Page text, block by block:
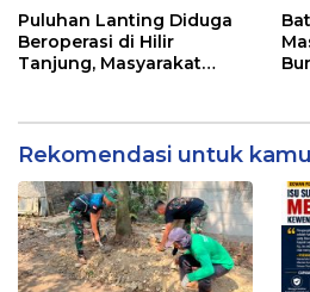
Puluhan Lanting Diduga
Beroperasi di Hilir
Tanjung, Masyarakat
Rekomendasi untuk kamu